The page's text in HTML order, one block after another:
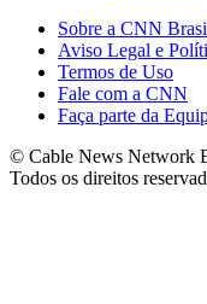
Sobre a CNN
Aviso Legal e
Termos de Uso
Fale com a CNN
Faça parte da
© Cable News Network
Todos os direitos